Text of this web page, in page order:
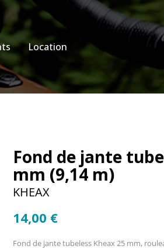
Location
Fond de jante
mm (9,14 m)
KHEAX
14,00 €
Fond de jante tubeless Kheax 25 mm,